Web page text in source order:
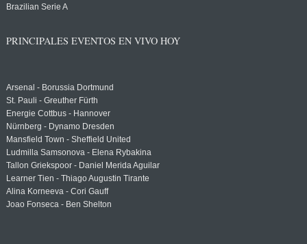
Brazilian Serie A
PRINCIPALES EVENTOS EN VIVO HOY
Arsenal - Borussia Dortmund
St. Pauli - Greuther Fürth
Energie Cottbus - Hannover
Nürnberg - Dynamo Dresden
Mansfield Town - Sheffield United
Ludmilla Samsonova - Elena Rybakina
Tallon Griekspoor - Daniel Merida Aguilar
Learner Tien - Thiago Augustin Tirante
Alina Korneeva - Cori Gauff
Joao Fonseca - Ben Shelton